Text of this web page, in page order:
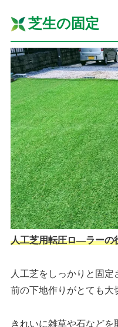
芝生の固定
人工芝用転圧ロ―ラーの
人工芝をしっかりと固定
前の下地作りがとても大
きれいに雑草や石など